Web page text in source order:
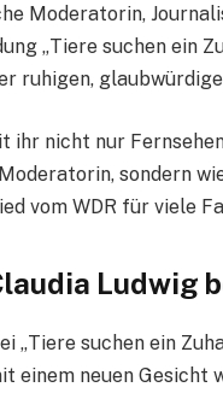
Moderatorin,
„Tiere suchen ein
ruhigen,
ihr nicht nur
sondern
vom WDR für viele
Ludwig
„Tiere suchen ein
einem neuen